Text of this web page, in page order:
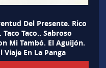
Del Presente. Rico
Taco.. Sabroso
Mi Tambó. El Aguijón.
En La Panga